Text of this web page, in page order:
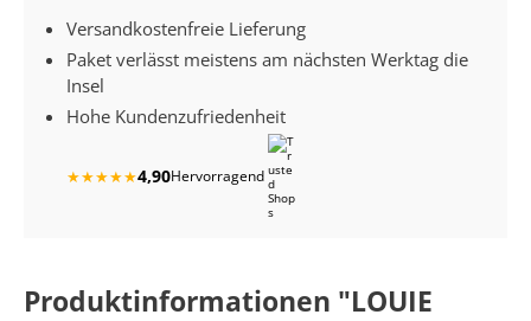
Versandkostenfreie Lieferung
Paket verlässt meistens am nächsten Werktag die
Insel
Hohe Kundenzufriedenheit
★★★★★4,90Hervorragend
Produktinformationen "LOUIE